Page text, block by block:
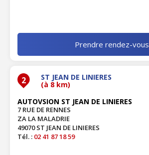
Prendre rendez-vous
2 ST JEAN DE LINIERES
(à 8 km)
AUTOVSION ST JEAN DE LINIERES
7 RUE DE RENNES
ZA LA MALADRIE
49070 ST JEAN DE LINIERES
Tél. : 02 41 87 18 59